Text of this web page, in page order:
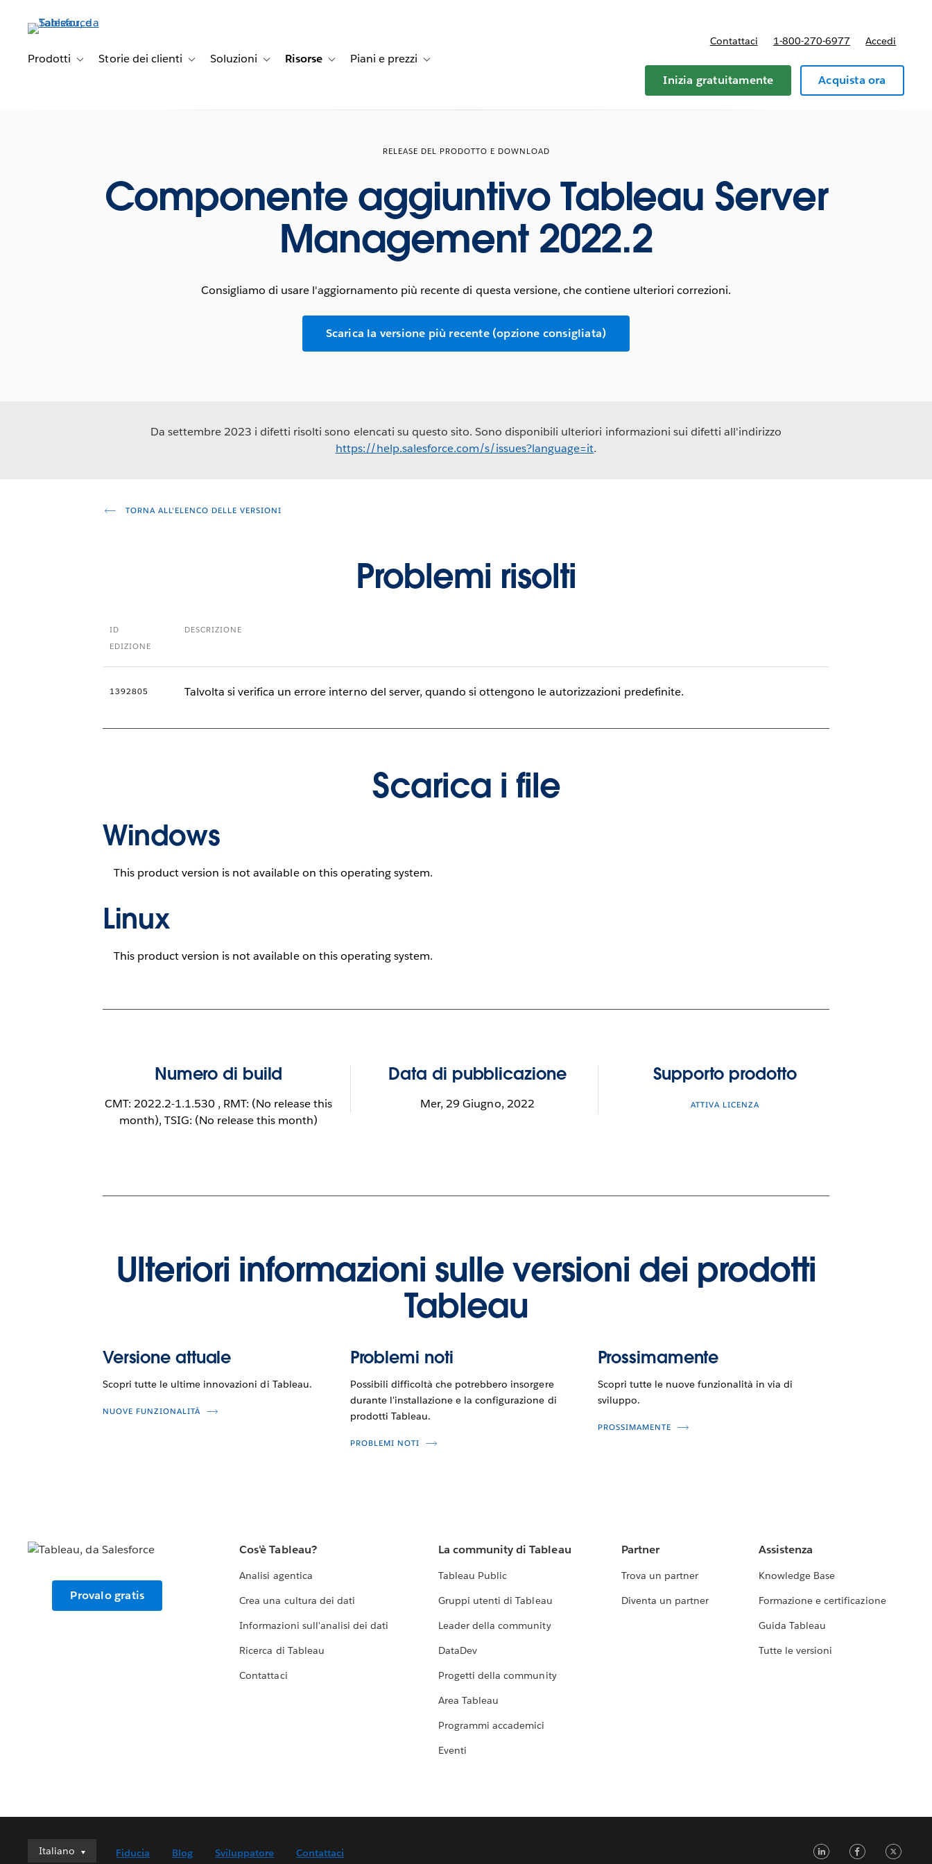
principale
Prodotti Toggle sub-navigation for Prodotti
Storie dei clienti Toggle sub-navigation for Storie dei clienti
Soluzioni Toggle sub-navigation for Soluzioni
Risorse Toggle sub-navigation for Risorse
Piani e prezzi Toggle sub-navigation for Piani e prezzi
Contattaci 1-800-270-6977 Accedi
Inizia gratuitamente Acquista ora
RELEASE DEL PRODOTTO E DOWNLOAD
Componente aggiuntivo Tableau Server
Management 2022.2
Consigliamo di usare l'aggiornamento più recente di questa versione, che contiene ulteriori correzioni.
Scarica la versione più recente (opzione consigliata)
Da settembre 2023 i difetti risolti sono elencati su questo sito. Sono disponibili ulteriori informazioni sui difetti all'indirizzo
https://help.salesforce.com/s/issues?language=it.
TORNA ALL'ELENCO DELLE VERSIONI
Problemi risolti
ID
EDIZIONE
DESCRIZIONE
1392805 Talvolta si verifica un errore interno del server, quando si ottengono le autorizzazioni predefinite.
Scarica i file
Windows
This product version is not available on this operating system.
Linux
This product version is not available on this operating system.
Numero di build
CMT: 2022.2-1.1.530 , RMT: (No release this
month), TSIG: (No release this month)
Data di pubblicazione
Mer, 29 Giugno, 2022
Supporto prodotto
ATTIVA LICENZA
Ulteriori informazioni sulle versioni dei prodotti
Tableau
Versione attuale
Scopri tutte le ultime innovazioni di Tableau.
NUOVE FUNZIONALITÀ
Problemi noti
Possibili difficoltà che potrebbero insorgere
durante l'installazione e la configurazione di
prodotti Tableau.
PROBLEMI NOTI
Prossimamente
Scopri tutte le nuove funzionalità in via di
sviluppo.
PROSSIMAMENTE
Provalo gratis
Cos'è Tableau?
Analisi agentica
Crea una cultura dei dati
Informazioni sull'analisi dei dati
Ricerca di Tableau
Contattaci
La community di Tableau
Tableau Public
Gruppi utenti di Tableau
Leader della community
DataDev
Progetti della community
Area Tableau
Programmi accademici
Eventi
Partner
Trova un partner
Diventa un partner
Assistenza
Knowledge Base
Formazione e certificazione
Guida Tableau
Tutte le versioni
Italiano
Italiano
Fiducia Blog Sviluppatore Contattaci